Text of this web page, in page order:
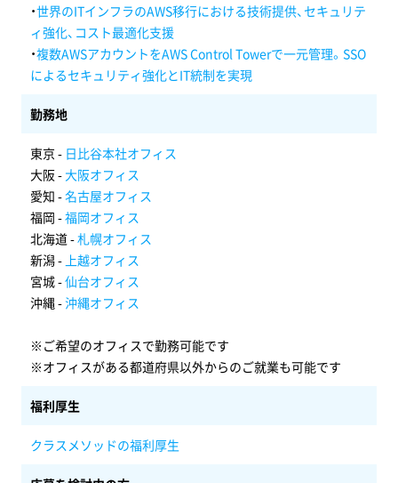
・世界のITインフラのAWS移行における技術提供、セキュリテ
ィ強化、コスト最適化支援
・複数AWSアカウントをAWS Control Towerで一元管理。SSO
によるセキュリティ強化とIT統制を実現
勤務地
東京 - 日比谷本社オフィス
大阪 - 大阪オフィス
愛知 -名古屋オフィス
福岡 -福岡オフィス
北海道 -札幌オフィス
新潟 - 上越オフィス
宮城 -仙台オフィス
沖縄 -沖縄オフィス
※ご希望のオフィスで勤務可能です
※オフィスがある都道府県以外からのご就業も可能です
福利厚生
クラスメソッドの福利厚生